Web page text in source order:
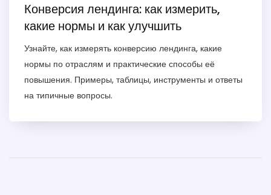
Конверсия лендинга: как измерить,
какие нормы и как улучшить
Узнайте, как измерять конверсию лендинга, какие
нормы по отраслям и практические способы её
повышения. Примеры, таблицы, инструменты и ответы
на типичные вопросы.